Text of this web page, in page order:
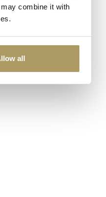
combine it with
all